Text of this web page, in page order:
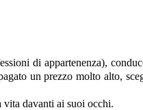
di appartenenza),
un prezzo molto alto,
vita davanti ai suoi occhi.